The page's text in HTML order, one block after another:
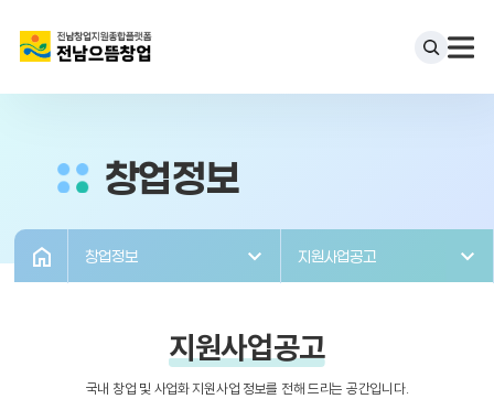
창업정보
창업정보 지원사업공고
지원사업공고
국내 창업 및 사업화 지원사업 정보를 전해 드리는 공간입니다.